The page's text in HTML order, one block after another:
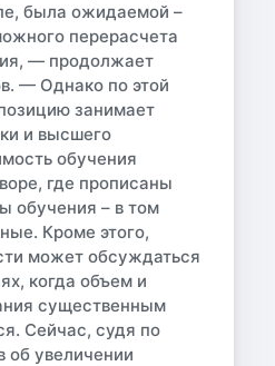
была ожидаемой –
перерасчета
— продолжает
— Однако по этой
занимает
и высшего
обучения
где прописаны
обучения – в том
Кроме этого,
может обсуждаться
когда объем и
существенным
Сейчас, судя по
об увеличении